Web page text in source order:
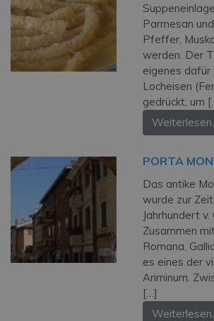
Parmesan
Pfeffer,
werden. Der
eigenes dafür
Locheisen
gedrückt, um
PORTA
Das antike
wurde zur
Jahrhundert
Zusammen
Romana,
es eines der
Ariminum.
[…]